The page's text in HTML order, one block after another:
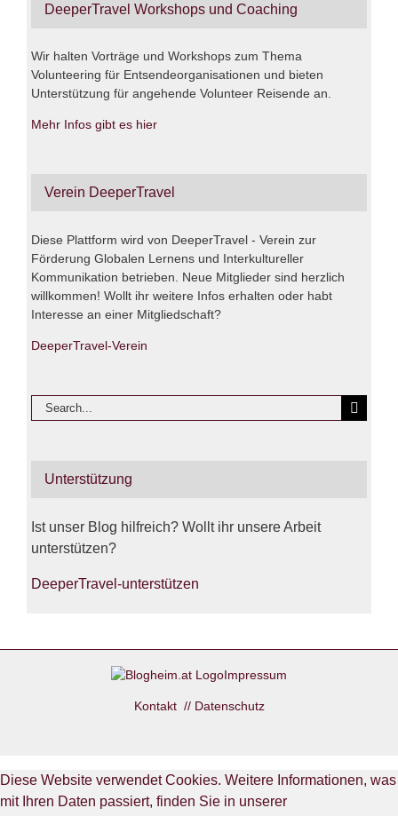
DeeperTravel Workshops und Coaching
Wir halten Vorträge und Workshops zum Thema
Volunteering für Entsendeorganisationen und bieten
Unterstützung für angehende Volunteer Reisende an.
Mehr Infos gibt es hier
Verein DeeperTravel
Diese Plattform wird von DeeperTravel - Verein zur
Förderung Globalen Lernens und Interkultureller
Kommunikation betrieben. Neue Mitglieder sind herzlich
willkommen! Wollt ihr weitere Infos erhalten oder habt
Interesse an einer Mitgliedschaft?
DeeperTravel-Verein
Search
for:
Unterstützung
Ist unser Blog hilfreich? Wollt ihr unsere Arbeit
unterstützen?
DeeperTravel-unterstützen
Impressum
Kontakt // Datenschutz
Diese Website verwendet Cookies. Weitere Informationen, was
mit Ihren Daten passiert, finden Sie in unserer